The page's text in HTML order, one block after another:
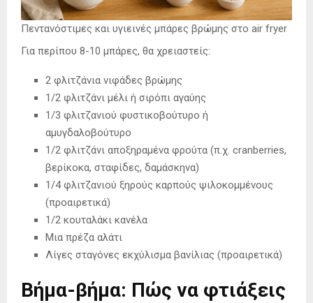
Πεντανόστιμες και υγιεινές μπάρες βρώμης στο air fryer
Για περίπου 8-10 μπάρες, θα χρειαστείς:
2 φλιτζάνια νιφάδες βρώμης
1/2 φλιτζάνι μέλι ή σιρόπι αγαύης
1/3 φλιτζανιού φυστικοβούτυρο ή
αμυγδαλοβούτυρο
1/2 φλιτζάνι αποξηραμένα φρούτα (π.χ. cranberries,
βερίκοκα, σταφίδες, δαμάσκηνα)
1/4 φλιτζανιού ξηρούς καρπούς ψιλοκομμένους
(προαιρετικά)
1/2 κουταλάκι κανέλα
Μια πρέζα αλάτι
Λίγες σταγόνες εκχύλισμα βανίλιας (προαιρετικά)
Βήμα-βήμα: Πώς να φτιάξεις